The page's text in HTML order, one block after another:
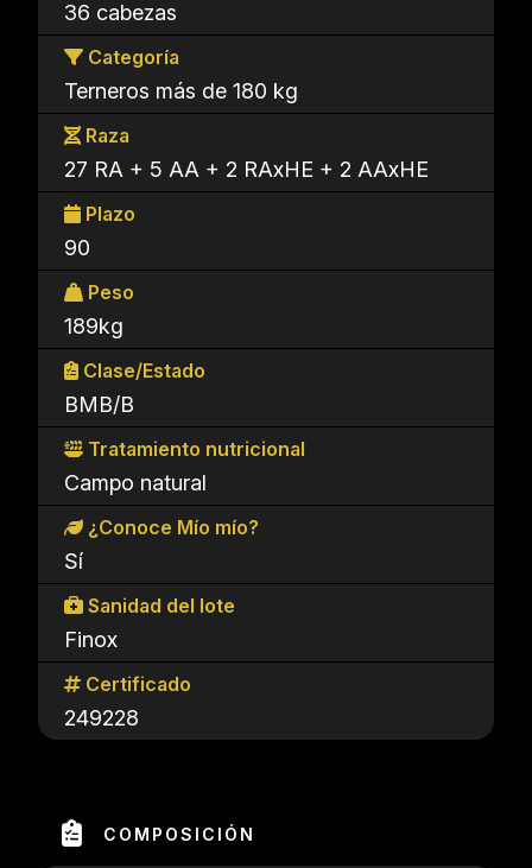
36 cabezas
Categoría
Terneros más de 180 kg
Raza
27 RA + 5 AA + 2 RAxHE + 2 AAxHE
Plazo
90
Peso
189kg
Clase/Estado
BMB/B
Tratamiento nutricional
Campo natural
¿Conoce Mío mío?
Sí
Sanidad del lote
Finox
Certificado
249228
COMPOSICIÓN